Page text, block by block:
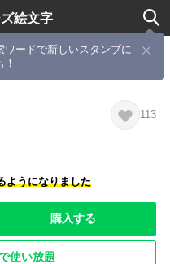
絵文字
ワードで新しいスタンプに
フ らばーず
113
ようになりました
購入する
使い放題